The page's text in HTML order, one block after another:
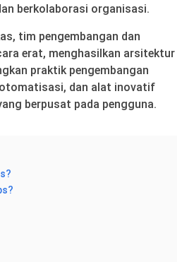
berkolaborasi organisasi.
tim pengembangan dan
erat, menghasilkan arsitektur
praktik pengembangan
dan alat inovatif
berpusat pada pengguna.